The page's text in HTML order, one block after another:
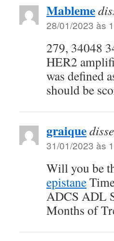
Mableme
28/01/2023 às
279, 34048
HER2
was defined
should be
graique
31/01/2023 às
Will you be
epistane
ADCS ADL
Months of